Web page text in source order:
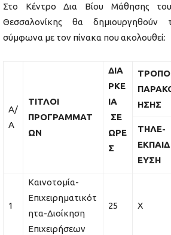
Στο Κέντρο Δια Βίου Μάθησης
Θεσσαλονίκης θα δημιουργηθούν
σύμφωνα με τον πίνακα που ακολουθεί:
Α/
Α
ΤΙΤΛΟΙ
ΠΡΟΓΡΑΜΜΑΤ
ΩΝ
ΔΙΑ
ΡΚΕ
ΙΑ
ΣΕ
ΩΡΕ
Σ
ΗΣΗΣ
ΤΗΛΕ-
ΕΚΠΑΙΔ
ΕΥΣΗ
1
Καινοτομία-
Επιχειρηματικότ
ητα-Διοίκηση
Επιχειρήσεων
25 Χ